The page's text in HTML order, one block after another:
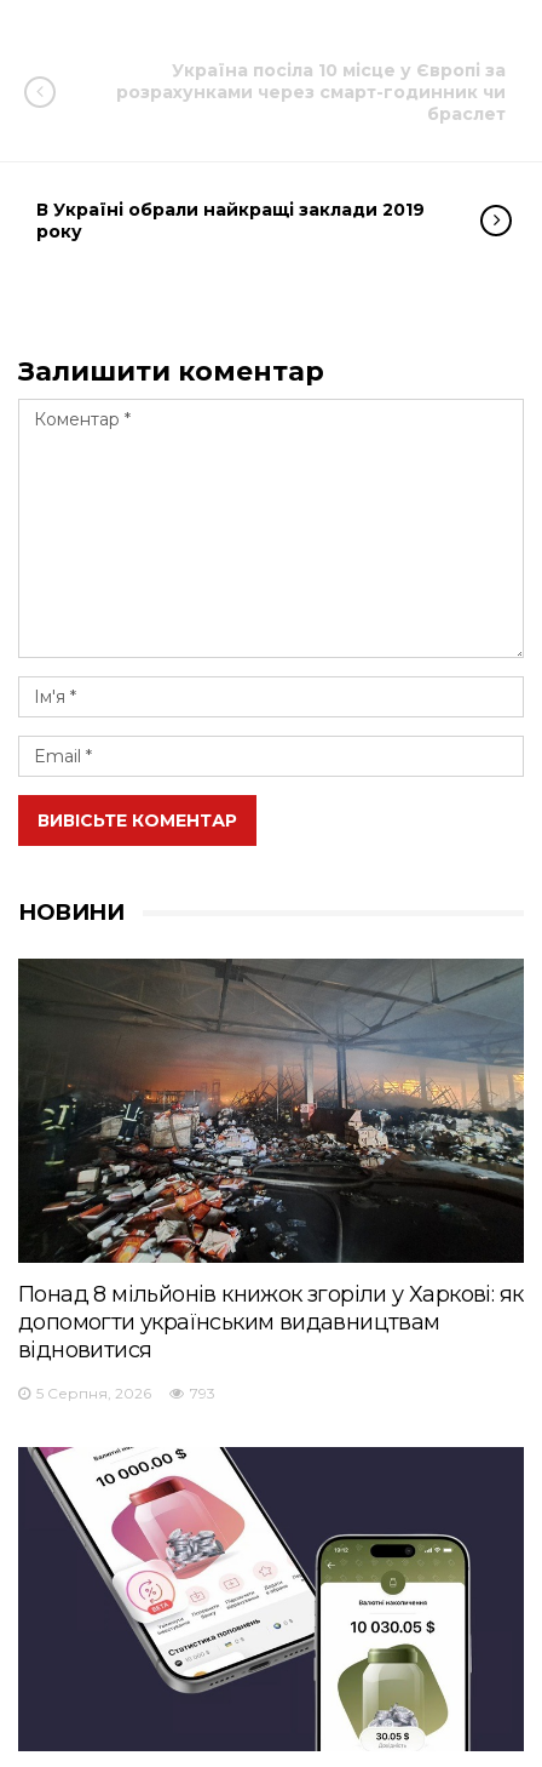
Україна посіла 10 місце у Європі за
розрахунками через смарт-годинник чи
браслет
В Україні обрали найкращі заклади 2019
року
Залишити коментар
ВИВІСЬТЕ КОМЕНТАР
НОВИНИ
Понад 8 мільйонів книжок згоріли у Харкові: як
допомогти українським видавництвам
відновитися
5 Серпня, 2026 793